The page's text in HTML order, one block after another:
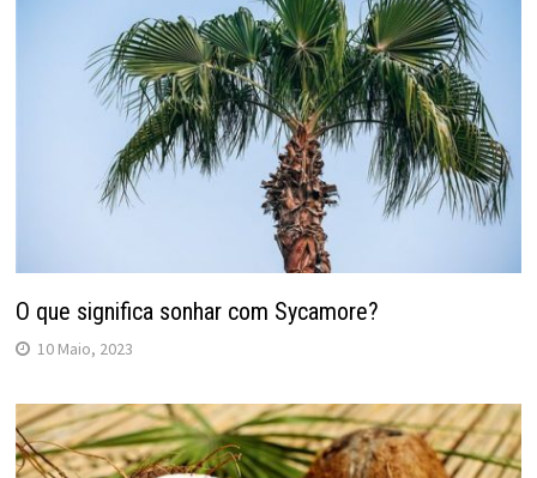
O que significa sonhar com Sycamore?
10 Maio, 2023